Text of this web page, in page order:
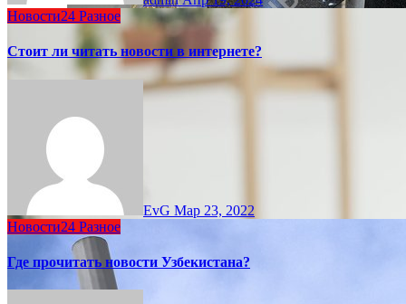
Новости24 Разное
Стоит ли читать новости в интернете?
EvG Мар 23, 2022
Новости24 Разное
Где прочитать новости Узбекистана?